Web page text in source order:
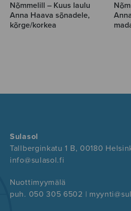
Nõmmelill – Kuus laulu
Anna Haava sõnadele,
kõrge/korkea
Sulasol
Tallberginkatu 1 B, 00180
info@sulasol.fi
Nuottimyymälä
puh. 050 305 6502 |